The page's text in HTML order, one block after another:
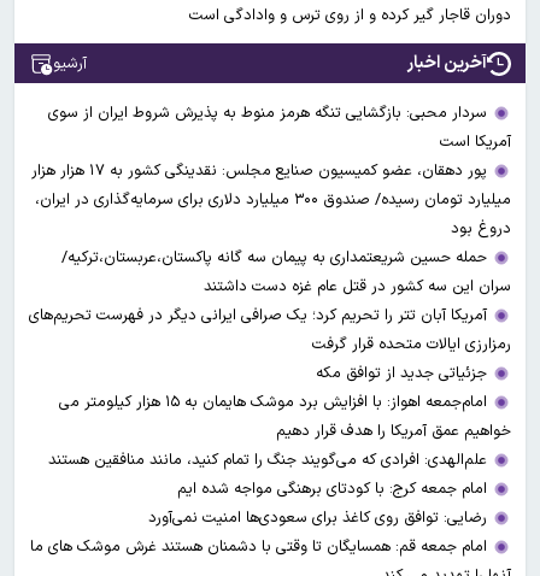
دوران قاجار گیر کرده و از روی ترس و وادادگی است
آخرین اخبار آرشیو
سردار محبی: بازگشایی تنگه هرمز منوط به پذیرش شروط ایران از سوی
آمریکا است
پور دهقان، عضو کمیسیون صنایع مجلس: نقدینگی کشور به ۱۷ هزار هزار
میلیارد تومان رسیده/ صندوق ۳۰۰ میلیارد دلاری برای سرمایه‌گذاری در ایران،
دروغ بود
حمله حسین شریعتمداری به پیمان سه گانه پاکستان،عربستان،ترکیه/
سران این سه کشور در قتل عام غزه دست داشتند
آمریکا آبان تتر را تحریم کرد؛ یک صرافی ایرانی دیگر در فهرست تحریم‌های
رمزارزی ایالات متحده قرار گرفت
جزئیاتی جدید از توافق مکه
امام‌جمعه اهواز: با افزایش برد موشک هایمان به ۱۵ هزار کیلومتر می
خواهیم عمق آمریکا را هدف قرار دهیم
علم‌الهدی: افرادی که می‌گویند جنگ را تمام کنید، مانند منافقین هستند
امام جمعه کرج: با کودتای برهنگی مواجه شده ایم
رضایی: توافق روی کاغذ برای سعودی‌ها امنیت نمی‌آورد
امام جمعه قم: همسایگان تا وقتی با دشمنان هستند غرش موشک های ما